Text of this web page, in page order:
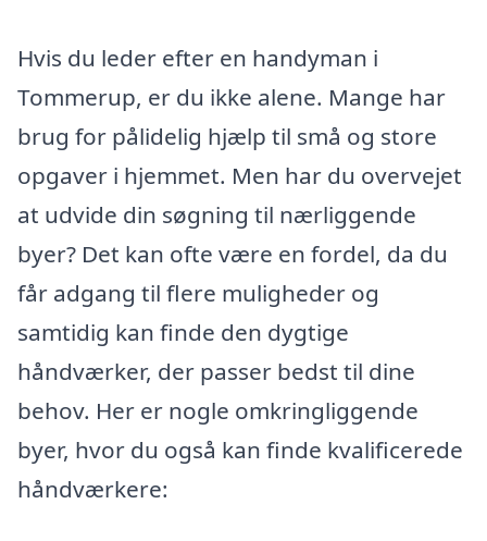
Hvis du leder efter en handyman i
Tommerup, er du ikke alene. Mange har
brug for pålidelig hjælp til små og store
opgaver i hjemmet. Men har du overvejet
at udvide din søgning til nærliggende
byer? Det kan ofte være en fordel, da du
får adgang til flere muligheder og
samtidig kan finde den dygtige
håndværker, der passer bedst til dine
behov. Her er nogle omkringliggende
byer, hvor du også kan finde kvalificerede
håndværkere: